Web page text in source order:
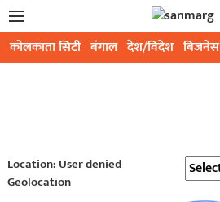
कोलकाता सिटी बंगाल देश/विदेश बिजनेस
Location: User denied
Geolocation